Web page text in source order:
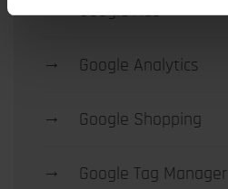
Google Ads
→ Google Analytics
→ Google Shopping
→ Google Tag Manager